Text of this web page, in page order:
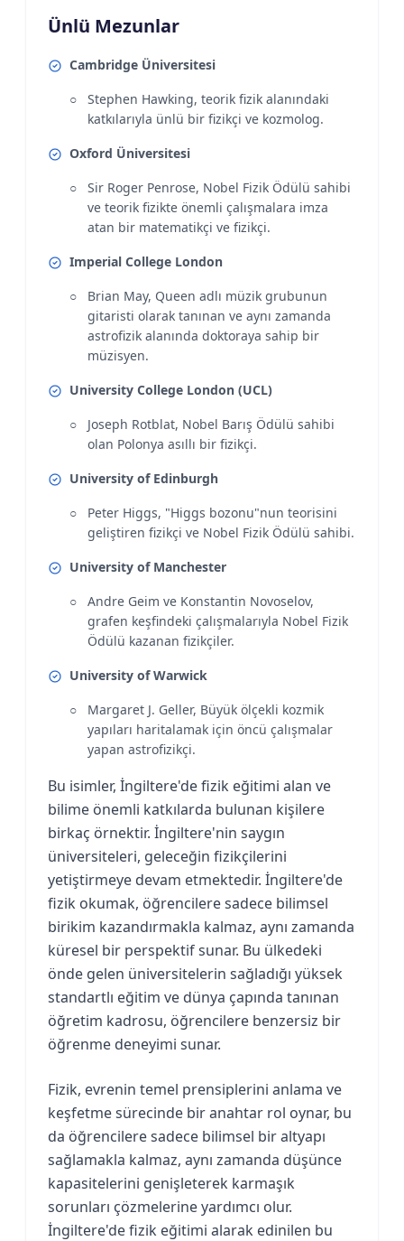
Ünlü Mezunlar
Cambridge Üniversitesi
Stephen Hawking, teorik fizik alanındaki
katkılarıyla ünlü bir fizikçi ve kozmolog.
Oxford Üniversitesi
Sir Roger Penrose, Nobel Fizik Ödülü sahibi
ve teorik fizikte önemli çalışmalara imza
atan bir matematikçi ve fizikçi.
Imperial College London
Brian May, Queen adlı müzik grubunun
gitaristi olarak tanınan ve aynı zamanda
astrofizik alanında doktoraya sahip bir
müzisyen.
University College London (UCL)
Joseph Rotblat, Nobel Barış Ödülü sahibi
olan Polonya asıllı bir fizikçi.
University of Edinburgh
Peter Higgs, "Higgs bozonu"nun teorisini
geliştiren fizikçi ve Nobel Fizik Ödülü sahibi.
University of Manchester
Andre Geim ve Konstantin Novoselov,
grafen keşfindeki çalışmalarıyla Nobel Fizik
Ödülü kazanan fizikçiler.
University of Warwick
Margaret J. Geller, Büyük ölçekli kozmik
yapıları haritalamak için öncü çalışmalar
yapan astrofizikçi.
Bu isimler, İngiltere'de fizik eğitimi alan ve
bilime önemli katkılarda bulunan kişilere
birkaç örnektir. İngiltere'nin saygın
üniversiteleri, geleceğin fizikçilerini
yetiştirmeye devam etmektedir. İngiltere'de
fizik okumak, öğrencilere sadece bilimsel
birikim kazandırmakla kalmaz, aynı zamanda
küresel bir perspektif sunar. Bu ülkedeki
önde gelen üniversitelerin sağladığı yüksek
standartlı eğitim ve dünya çapında tanınan
öğretim kadrosu, öğrencilere benzersiz bir
öğrenme deneyimi sunar.
Fizik, evrenin temel prensiplerini anlama ve
keşfetme sürecinde bir anahtar rol oynar, bu
da öğrencilere sadece bilimsel bir altyapı
sağlamakla kalmaz, aynı zamanda düşünce
kapasitelerini genişleterek karmaşık
sorunları çözmelerine yardımcı olur.
İngiltere'de fizik eğitimi alarak edinilen bu